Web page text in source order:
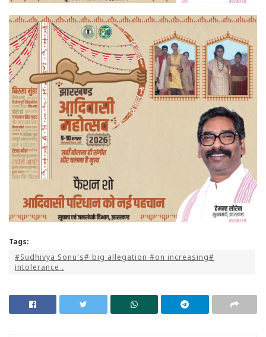
Tags:
#Sudhivya Sonu's# big allegation #on increasing#
intolerance .